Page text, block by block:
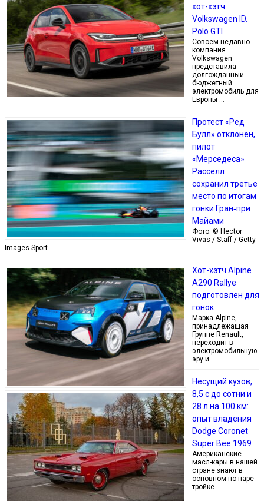
хот-хэтч
Volkswagen ID.
Polo GTI
Совсем недавно
компания
Volkswagen
представила
долгожданный
бюджетный
электромобиль для
Европы …
Протест «Ред
Булл» отклонен,
пилот
«Мерседеса»
Расселл
сохранил третье
место по итогам
гонки Гран‑при
Майами
Фото: © Hector
Vivas / Staff / Getty
Images Sport …
Хот-хэтч Alpine
A290 Rallye
подготовлен для
гонок
Марка Alpine,
принадлежащая
Группе Renault,
переходит в
электромобильную
эру и …
Несущий кузов,
8,5 с до сотни и
28 л на 100 км:
опыт владения
Dodge Coronet
Super Bee 1969
Американские
масл-кары в нашей
стране знают в
основном по паре-
тройке …